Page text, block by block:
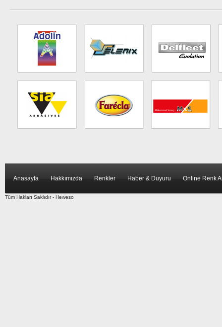
Anasayfa Hakkımızda Renkler Haber & Duyuru Online Renk
Tüm Hakları Saklıdır - Heweso